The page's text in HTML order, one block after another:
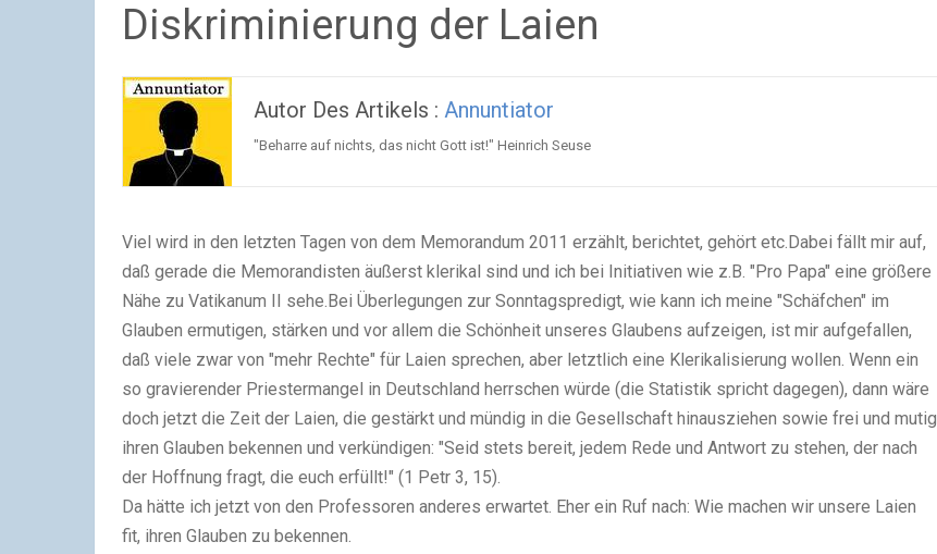
Diskriminierung der Laien
Autor Des Artikels : Annuntiator
"Beharre auf nichts, das nicht Gott ist!" Heinrich Seuse
Viel wird in den letzten Tagen von dem Memorandum 2011 erzählt, berichtet, gehört etc.Dabei fällt mir auf,
daß gerade die Memorandisten äußerst klerikal sind und ich bei Initiativen wie z.B. "Pro Papa" eine größere
Nähe zu Vatikanum II sehe.Bei Überlegungen zur Sonntagspredigt, wie kann ich meine "Schäfchen" im
Glauben ermutigen, stärken und vor allem die Schönheit unseres Glaubens aufzeigen, ist mir aufgefallen,
daß viele zwar von "mehr Rechte" für Laien sprechen, aber letztlich eine Klerikalisierung wollen. Wenn ein
so gravierender Priestermangel in Deutschland herrschen würde (die Statistik spricht dagegen), dann wäre
doch jetzt die Zeit der Laien, die gestärkt und mündig in die Gesellschaft hinausziehen sowie frei und mutig
ihren Glauben bekennen und verkündigen: "Seid stets bereit, jedem Rede und Antwort zu stehen, der nach
der Hoffnung fragt, die euch erfüllt!" (1 Petr 3, 15).
Da hätte ich jetzt von den Professoren anderes erwartet. Eher ein Ruf nach: Wie machen wir unsere Laien
fit, ihren Glauben zu bekennen.